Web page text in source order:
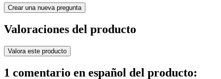
Crear una nueva pregunta
Valoraciones del producto
Valora este producto
1 comentario en español del producto: